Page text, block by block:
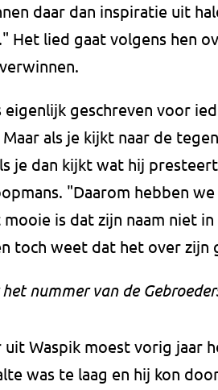
daar dan inspiratie uit
Het lied gaat volgens hen
eigenlijk geschreven voor
als je kijkt naar de
je dan kijkt wat hij
"Daarom hebben
mooie is dat zijn naam niet
toch weet dat het over
nummer van de
uit Waspik moest vorig jaar
was te laag en hij kon